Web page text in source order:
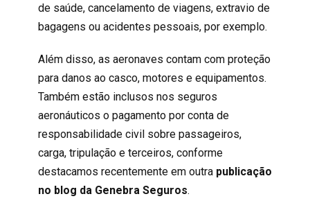
de saúde, cancelamento de viagens, extravio de
bagagens ou acidentes pessoais, por exemplo.
Além disso, as aeronaves contam com proteção
para danos ao casco, motores e equipamentos.
Também estão inclusos nos seguros
aeronáuticos o pagamento por conta de
responsabilidade civil sobre passageiros,
carga, tripulação e terceiros, conforme
destacamos recentemente em outra publicação
no blog da Genebra Seguros.